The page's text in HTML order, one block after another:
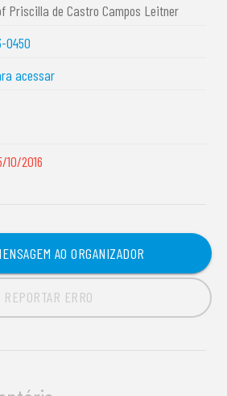
Priscilla de Castro Campos Leitner
0450
acessar
10/2016
AO ORGANIZADOR
REPORTAR ERRO